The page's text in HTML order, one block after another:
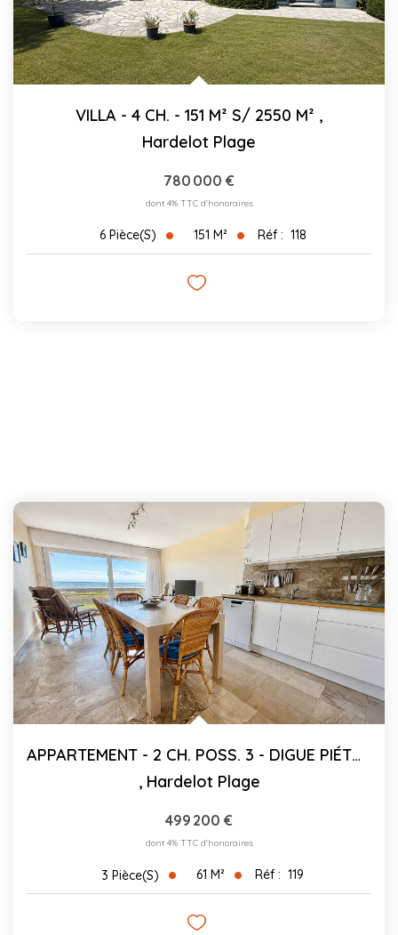
VILLA - 4 CH. - 151 M² S/ 2550 M² ,
Hardelot Plage
780 000 €
dont 4% TTC d'honoraires
6 Pièce(s) 151 M² Réf : 118
APPARTEMENT - 2 CH. POSS. 3 - DIGUE PIÉTONNE - 60.72 M²C
, Hardelot Plage
499 200 €
dont 4% TTC d'honoraires
3 Pièce(s) 61 M² Réf : 119